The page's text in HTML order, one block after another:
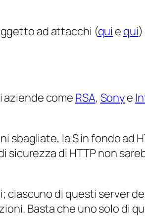
ad attacchi (qui e qui)
aziende come RSA, Sonye
sbagliate, la S in fondo ad
sicurezza di HTTP non
ciascuno di questi server
Basta che uno solo di